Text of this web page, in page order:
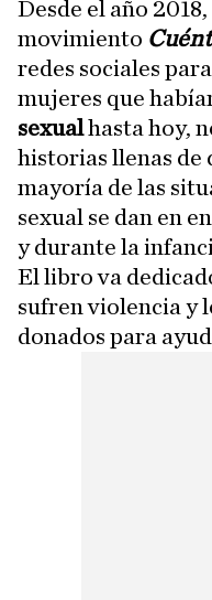
Desde el año
movimiento
redes sociales
mujeres que
sexualhasta hoy,
historias llenas de
mayoría de las
sexual se dan en
y durante la
El libro va
sufren violencia y
donados para